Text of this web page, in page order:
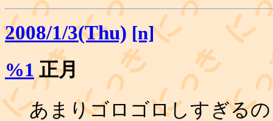
2008/1/3(Thu) [n]
%1正月
あまりゴロゴロしすぎる